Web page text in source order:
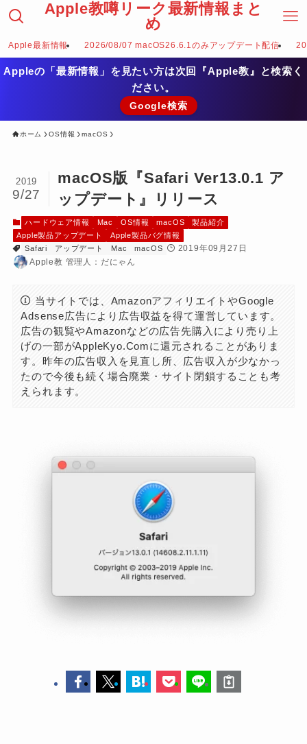
Apple教噂リーク最新情報まと
め
Apple最新情報 2026/08/07 macOS26.6.1のみアップデート配信
Appleの「最新情報」を見たい方は次回『Apple教』と検索く
ださい。
Google検索
ホーム OS情報 macOS
macOS版『Safari Ver13.0.1 ア
ップデート』リリース
2019
9/27
ハードウェア情報 Mac OS情報 macOS
製品紹介
Apple製品アップデート
Apple製品バグ情報
Safari
アップデート Mac macOS
2019年09月27日
Apple教 管理人：だにゃん
当サイトでは、AmazonアフィリエイトやGoogle
Adsense広告により広告収益を得て運営しています。
広告の観覧やAmazonなどの広告先購入により売り上
げの一部がAppleKyo.Comに還元されることがありま
す。昨年の広告収入を見直し所、広告収入が少なかっ
たので今後も続く場合廃業・サイト閉鎖することも考
えられます。